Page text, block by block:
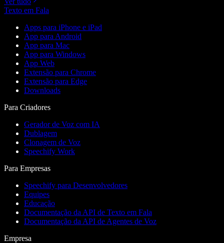
Texto em Fala
Apps para iPhone e iPad
App para Android
App para Mac
App para Windows
App Web
Extensão para Chrome
Extensão para Edge
Downloads
Para Criadores
Gerador de Voz com IA
Dublagem
Clonagem de Voz
Speechify Work
Para Empresas
Speechify para Desenvolvedores
Equipes
Educação
Documentação da API de Texto em Fala
Documentação da API de Agentes de Voz
Empresa